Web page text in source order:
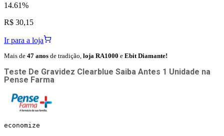
14.61%
R$ 30,15
Ir para a loja
Mais de 47 anos de tradição, loja RA1000 e Ebit Diamante!
Teste De Gravidez Clearblue Saiba Antes 1 Unidade na
Pense Farma
economize